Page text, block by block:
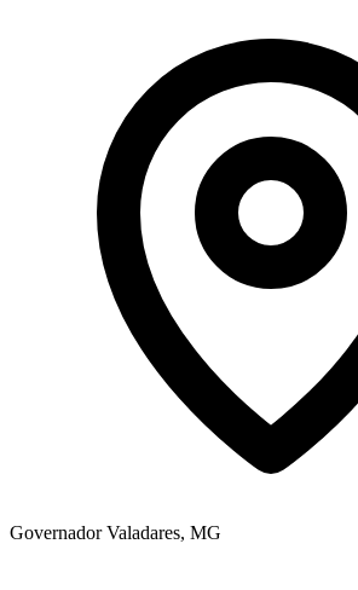
Governador Valadares, MG